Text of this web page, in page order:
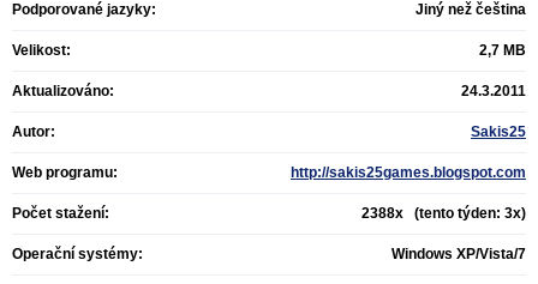
Podporované jazyky: Jiný než čeština
Velikost: 2,7 MB
Aktualizováno: 24.3.2011
Autor: Sakis25
Web programu: http://sakis25games.blogspot.com
Počet stažení: 2388x (tento týden: 3x)
Operační systémy: Windows XP/Vista/7